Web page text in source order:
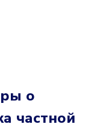
о
частной